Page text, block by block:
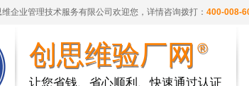
企业管理技术服务有限公司欢迎您，详情咨询拨打： 400-008-
创思维验厂网 ®
让您省钱、省心顺利、快速通过认证